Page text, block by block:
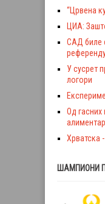
“Црвена
ЦИА:
САД биле
У сусрет
логори
Од
Хрватска
ШАМПИОНИ